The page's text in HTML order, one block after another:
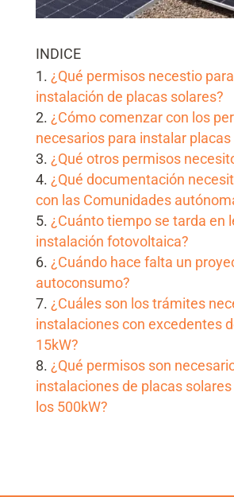
INDICE
¿Qué permisos necestio
instalación de placas solares?
¿Cómo comenzar con los
necesarios para instalar placas
¿Qué otros permisos
¿Qué documentación
con las Comunidades
¿Cuánto tiempo se tarda en
instalación fotovoltaica?
¿Cuándo hace falta un
autoconsumo?
¿Cuáles son los trámites
instalaciones con excedentes
15kW?
¿Qué permisos son
instalaciones de placas
los 500kW?